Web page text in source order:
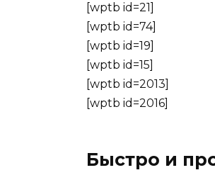
[wptb id=21]
[wptb id=74]
[wptb id=19]
[wptb id=15]
[wptb id=2013]
[wptb id=2016]
Быстро и